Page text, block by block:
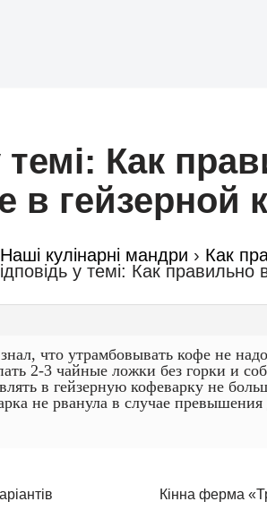
темі: Как
в гейзерной
Наші кулінарні мандри › Как
у темі: Как
что утрамбовывать кофе не
2-3 чайные ложки без горки и
в гейзерную кофеварку не
не рванула в случае превышения
Кінна ферма